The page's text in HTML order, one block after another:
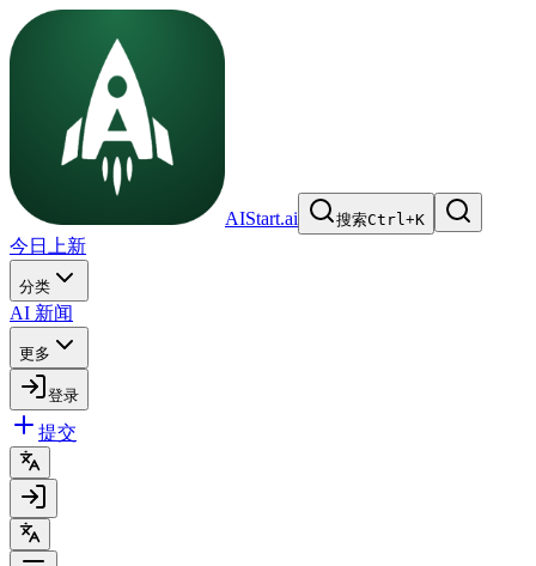
AIStart.ai 搜索Ctrl+K
今日上新
分类
AI 新闻
更多
登录
提交